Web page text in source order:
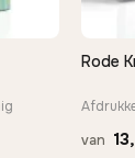
Rode
van